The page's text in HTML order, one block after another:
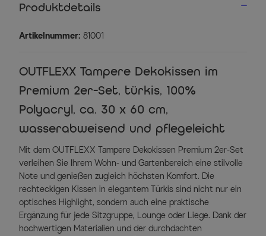
Produktdetails
Artikelnummer: 81001
OUTFLEXX Tampere Dekokissen im
Premium 2er-Set, türkis, 100%
Polyacryl, ca. 30 x 60 cm,
wasserabweisend und pflegeleicht
Mit dem OUTFLEXX Tampere Dekokissen Premium 2er-Set
verleihen Sie Ihrem Wohn- und Gartenbereich eine stilvolle
Note und genießen zugleich höchsten Komfort. Die
rechteckigen Kissen in elegantem Türkis sind nicht nur ein
optisches Highlight, sondern auch eine praktische
Ergänzung für jede Sitzgruppe, Lounge oder Liege. Dank der
hochwertigen Materialien und der durchdachten